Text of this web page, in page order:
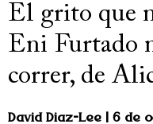
El grito que
Eni Furtado
correr, de
David Diaz-Lee 6 de